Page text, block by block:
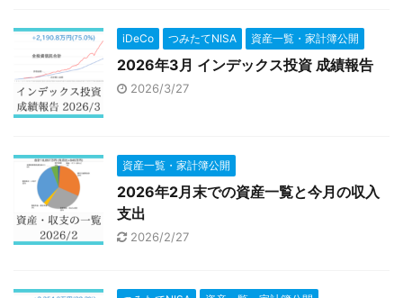
iDeCo つみたてNISA 資産一覧・家計簿公開
2026年3月 インデックス投資 成績報告
2026/3/27
資産一覧・家計簿公開
2026年2月末での資産一覧と今月の収入
支出
2026/2/27